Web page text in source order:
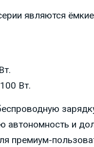
являются
Вт.
и
премиум-